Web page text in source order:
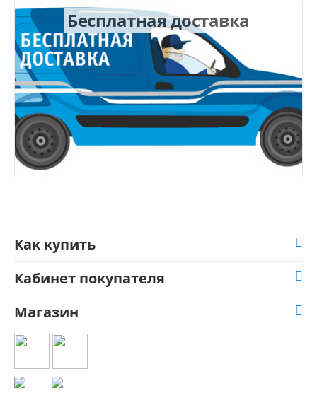
Бесплатная доставка
Как купить
Кабинет покупателя
Магазин